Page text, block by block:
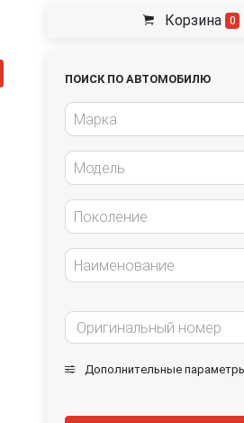
Корзина 0
ПОИСК ПО АВТОМОБИЛЮ
Марка
Модель
Поколение
Наименование
Дополнительные